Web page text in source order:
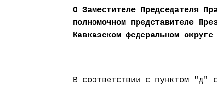
О Заместителе Председателя
полномочном представителе
Кавказском федеральном округе
В соответствии с пунктом "д"